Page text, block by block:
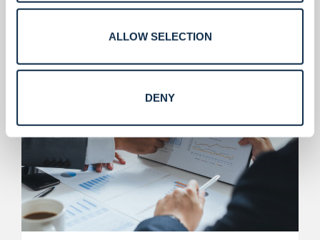
ALLOW SELECTION
DENY
Ingeniería que permite una entrega